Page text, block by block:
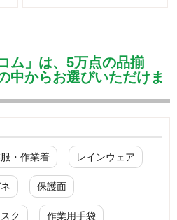
ム」は、5万点の品揃
中からお選びいただけま
・作業着 レインウェア
保護面
ク 作業用手袋